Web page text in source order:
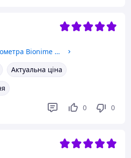
Тест-смужки для глюкометра Bionime Rightest GS550 (Elsa), 50шт. Оригінал!!!
Актуальна ціна
0 0